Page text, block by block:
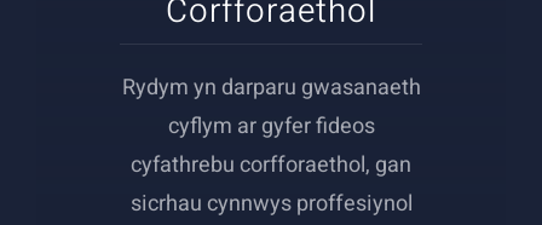
Corfforaethol
Rydym yn darparu gwasanaeth
cyflym ar gyfer fideos
cyfathrebu corfforaethol, gan
sicrhau cynnwys proffesiynol